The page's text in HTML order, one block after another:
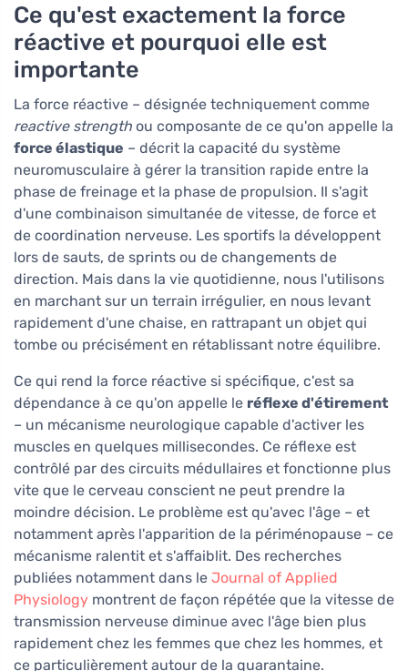
Ce qu'est exactement la force
réactive et pourquoi elle est
importante
La force réactive – désignée techniquement comme
reactive strength ou composante de ce qu'on appelle la
force élastique – décrit la capacité du système
neuromusculaire à gérer la transition rapide entre la
phase de freinage et la phase de propulsion. Il s'agit
d'une combinaison simultanée de vitesse, de force et
de coordination nerveuse. Les sportifs la développent
lors de sauts, de sprints ou de changements de
direction. Mais dans la vie quotidienne, nous l'utilisons
en marchant sur un terrain irrégulier, en nous levant
rapidement d'une chaise, en rattrapant un objet qui
tombe ou précisément en rétablissant notre équilibre.
Ce qui rend la force réactive si spécifique, c'est sa
dépendance à ce qu'on appelle le réflexe d'étirement
– un mécanisme neurologique capable d'activer les
muscles en quelques millisecondes. Ce réflexe est
contrôlé par des circuits médullaires et fonctionne plus
vite que le cerveau conscient ne peut prendre la
moindre décision. Le problème est qu'avec l'âge – et
notamment après l'apparition de la périménopause – ce
mécanisme ralentit et s'affaiblit. Des recherches
publiées notamment dans le Journal of Applied
Physiology montrent de façon répétée que la vitesse de
transmission nerveuse diminue avec l'âge bien plus
rapidement chez les femmes que chez les hommes, et
ce particulièrement autour de la quarantaine.